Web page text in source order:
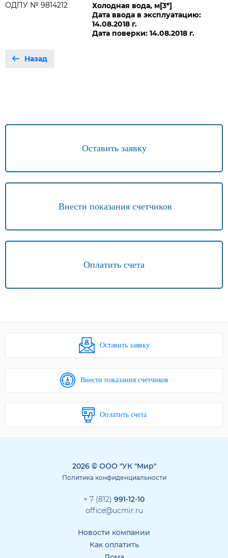
ОДПУ № 9814212
Холодная вода, м[3*]
Дата ввода в эксплуатацию:
14.08.2018 г.
Дата поверки: 14.08.2018 г.
Назад
Оставить заявку
Внести показания счетчиков
Оплатить счета
Оставить заявку
Внести показания счетчиков
Оплатить счета
2026 © ООО "УК "Мир"
Политика конфиденциальности
+ 7 (812) 991-12-10
office@ucmir.ru
Новости компании
Как оплатить